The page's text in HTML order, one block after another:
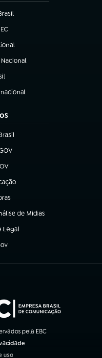
aba)
nova aba)
aba)
nova aba)
aba)
aba)
aba)
nova aba)
aba)
aba)
de Mídias
Legal
aba)
nova aba)
pela EBC
uso